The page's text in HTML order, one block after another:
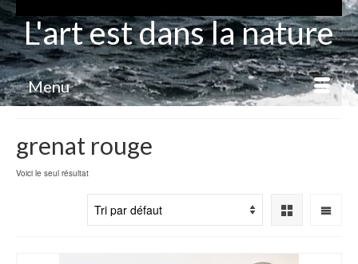
L'art est dans la nature
Menu
grenat rouge
Voici le seul résultat